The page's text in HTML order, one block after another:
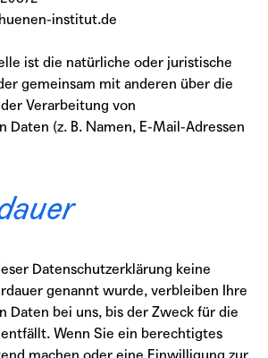
institut.de
ist die natürliche oder juristische
gemeinsam mit anderen über die
Verarbeitung von
Daten (z. B. Namen, E-Mail-Adressen
Datenschutzerklärung keine
genannt wurde, verbleiben Ihre
Daten bei uns, bis der Zweck für die
Wenn Sie ein berechtigtes